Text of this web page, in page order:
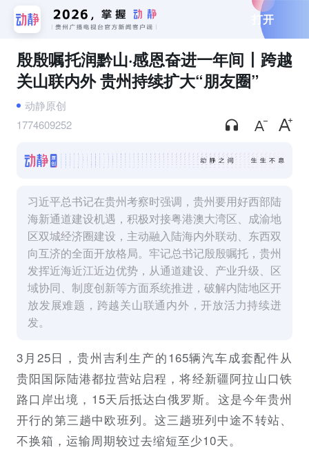
打开
殷殷嘱托润黔山·感恩奋进一年间丨跨越
关山联内外 贵州持续扩大“朋友圈”
动静原创
1774609252
习近平总书记在贵州考察时强调，贵州要用好西部陆
海新通道建设机遇，积极对接粤港澳大湾区、成渝地
区双城经济圈建设，主动融入陆海内外联动、东西双
向互济的全面开放格局。牢记总书记殷殷嘱托，贵州
发挥近海近江近边优势，从通道建设、产业升级、区
域协同、制度创新等方面系统推进，破解内陆地区开
放发展难题，跨越关山联通内外，开放活力持续迸
发。
3月25日，贵州吉利生产的165辆汽车成套配件从
贵阳国际陆港都拉营站启程，将经新疆阿拉山口铁
路口岸出境，15天后抵达白俄罗斯。这是今年贵州
开行的第三趟中欧班列。这三趟班列中途不转站、
不换箱，运输周期较过去缩短至少10天。